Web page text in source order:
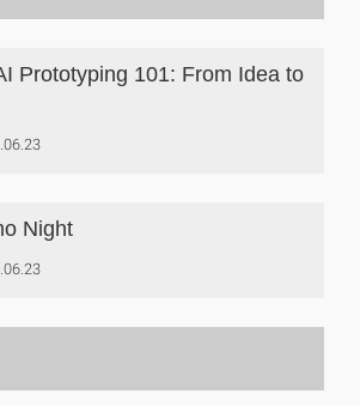
Prototyping 101: From Idea to
Night